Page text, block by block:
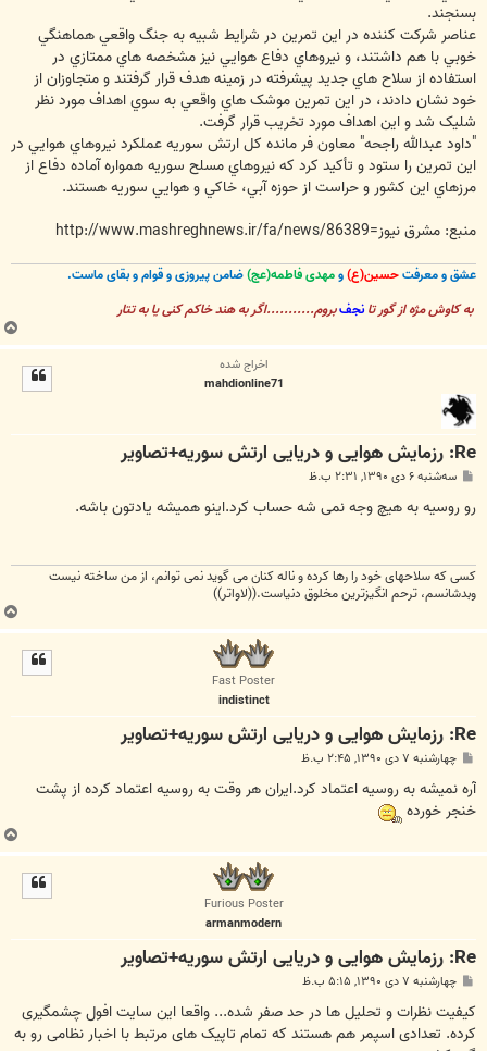
بسنجند.
عناصر شرکت کننده در اين تمرين در شرايط شبيه به جنگ واقعي هماهنگي
خوبي با هم داشتند، و نيروهاي دفاع هوايي نيز مشخصه هاي ممتازي در
استفاده از سلاح هاي جديد پيشرفته در زمينه هدف قرار گرفتند و متجاوزان از
خود نشان دادند، در اين تمرين موشک هاي واقعي به سوي اهداف مورد نظر
شليک شد و اين اهداف مورد تخريب قرار گرفت.
"داود عبدالله راجحه" معاون فر مانده کل ارتش سوريه عملکرد نيروهاي هوايي در
اين تمرين را ستود و تأکيد کرد که نيروهاي مسلح سوريه همواره آماده دفاع از
مرزهاي اين کشور و حراست از حوزه آبي، خاکي و هوايي سوريه هستند.
منبع: مشرق نیوز=http://www.mashreghnews.ir/fa/news/86389
عشق و معرفتحسین(ع)ومهدی فاطمه(عج)ضامن پیروزی و قوام و بقای ماست.
به کاوش مژه از گور تا نجفبروم...........اگر به هند خاکم کنی یا به تتار
اخراج شده
mahdionline71
Re: رزمایش هوایی و دریایی ارتش سوریه+تصاویر
ت
سه‌شنبه ۶ دی ۱۳۹۰, ۲:۳۱ ب.ظ
رو روسیه به هیچ وجه نمی شه حساب کرد.اینو همیشه یادتون باشه.
كسی كه سلاحهای خود را رها كرده و ناله كنان می گوید نمی توانم، از من ساخته نیست
وبدشانسم، ترحم انگیزترین مخلوق دنیاست.((لاواتر))
Fast Poster
indistinct
Re: رزمایش هوایی و دریایی ارتش سوریه+تصاویر
س
ت
چهارشنبه ۷ دی ۱۳۹۰, ۲:۴۵ ب.ظ
آره نمیشه به روسیه اعتماد کرد.ایران هر وقت به روسیه اعتماد کرده از پشت
خنجر خورده
Furious Poster
armanmodern
Re: رزمایش هوایی و دریایی ارتش سوریه+تصاویر
س
ت
چهارشنبه ۷ دی ۱۳۹۰, ۵:۱۵ ب.ظ
کیفیت نظرات و تحلیل ها در حد صفر شده... واقعا این سایت افول چشمگیری
کرده. تعدادی اسپمر هم هستند که تمام تاپیک های مرتبط با اخبار نظامی رو به